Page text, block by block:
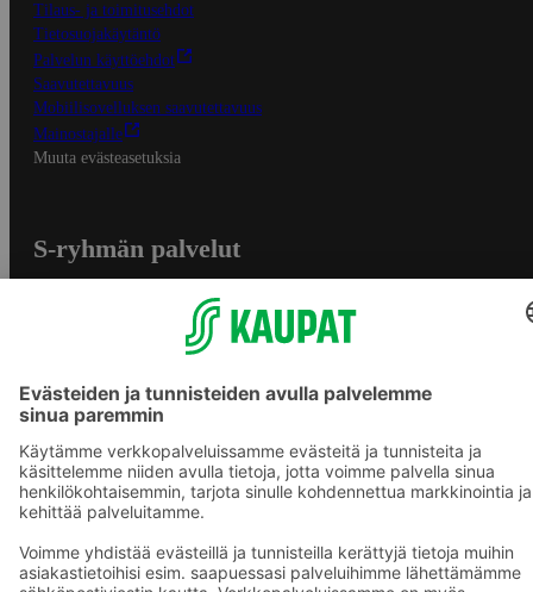
Tilaus- ja toimitusehdot
Tietosuojakäytäntö
Palvelun käyttöehdot
Saavutettavuus
Mobiilisovelluksen saavutettavuus
Mainostajalle
Muuta evästeasetuksia
S-ryhmän palvelut
S-ostoslista -sovellus
Prisma.fi
Sokos.fi
S-Pankki
Yhteishyvä
Sokos Hotels
Raflaamo